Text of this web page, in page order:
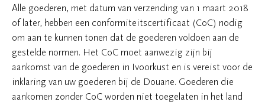
Alle goederen, met datum van verzending van 1 maart 2018
of later, hebben een conformiteitscertificaat (CoC) nodig
om aan te kunnen tonen dat de goederen voldoen aan de
gestelde normen. Het CoC moet aanwezig zijn bij
aankomst van de goederen in Ivoorkust en is vereist voor de
inklaring van uw goederen bij de Douane. Goederen die
aankomen zonder CoC worden niet toegelaten in het land